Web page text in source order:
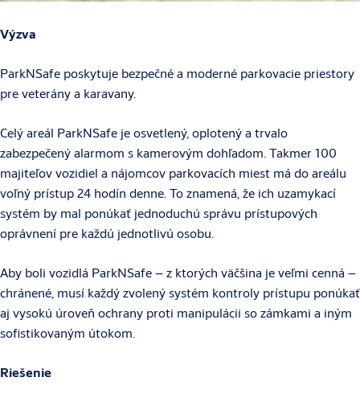
Výzva
ParkNSafe poskytuje bezpečné a moderné parkovacie priestory
pre veterány a karavany.
Celý areál ParkNSafe je osvetlený, oplotený a trvalo
zabezpečený alarmom s kamerovým dohľadom. Takmer 100
majiteľov vozidiel a nájomcov parkovacích miest má do areálu
voľný prístup 24 hodín denne. To znamená, že ich uzamykací
systém by mal ponúkať jednoduchú správu prístupových
oprávnení pre každú jednotlivú osobu.
Aby boli vozidlá ParkNSafe – z ktorých väčšina je veľmi cenná –
chránené, musí každý zvolený systém kontroly prístupu ponúkať
aj vysokú úroveň ochrany proti manipulácii so zámkami a iným
sofistikovaným útokom.
Riešenie